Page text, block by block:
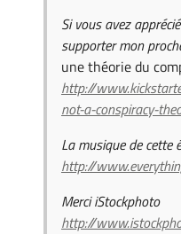
Si vous avez
supporter mon
une théorie du
http://
not-a-conspiracy-
La musique de cette
http://
Merci iStockphoto
http://